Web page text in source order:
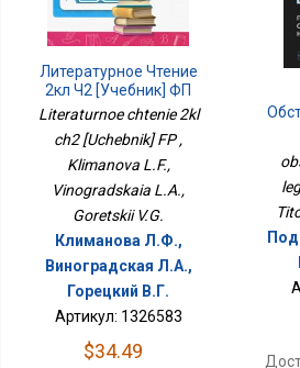
Литературное Чтение
2кл Ч2 [Учебник] ФП
Literaturnoe chtenie 2kl
ch2 [Uchebnik] FP ,
Klimanova L.F.,
Vinogradskaia L.A.,
Goretskii V.G.
Климанова Л.Ф.,
Виноградская Л.А.,
Горецкий В.Г.
Артикул: 1326583
$34.49